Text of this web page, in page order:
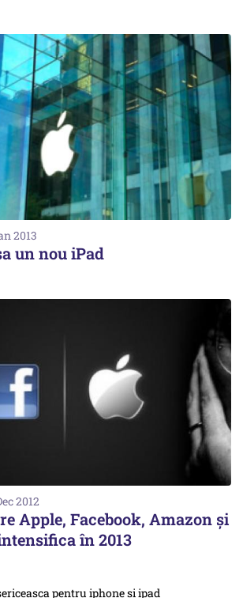
2013
un nou iPad
2012
Apple, Facebook, Amazon şi
în 2013